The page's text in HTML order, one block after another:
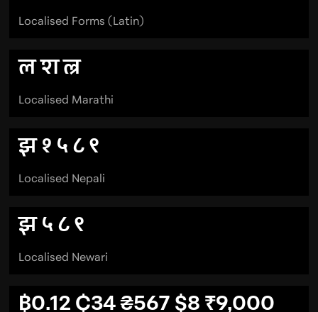
Localised Forms (Latin)
ल श ल्र
Localised Marathi
झ १ ५ ८ ९
Localised Nepali
झ ५ ८ ९
Localised Newari
฿0.12 ₵34 ₴567 $8 ₹9,000